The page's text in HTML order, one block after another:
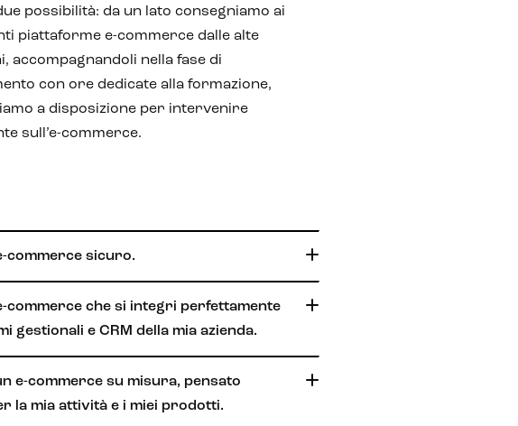
possibilità: da un lato consegniamo ai
piattaforme e-commerce dalle alte
accompagnandoli nella fase di
con ore dedicate alla formazione,
a disposizione per intervenire
sull’e-commerce.
commerce sicuro.
commerce che si integri perfettamente
gestionali e CRM della mia azienda.
e-commerce su misura, pensato
la mia attività e i miei prodotti.